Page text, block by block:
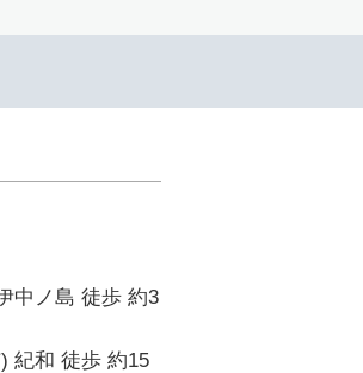
中ノ島 徒歩 約3
紀和 徒歩 約15